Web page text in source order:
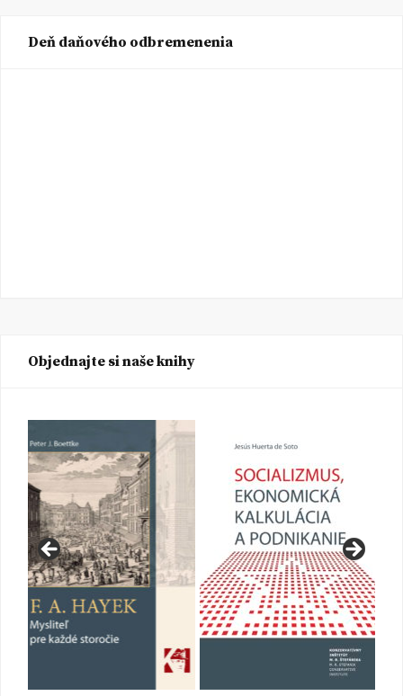
Deň daňového odbremenenia
Objednajte si naše knihy